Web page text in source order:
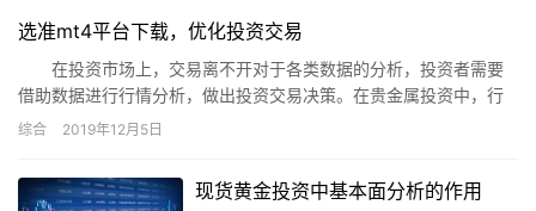
选准mt4平台下载，优化投资交易
在投资市场上，交易离不开对于各类数据的分析，投资者需要
借助数据进行行情分析，做出投资交易决策。在贵金属投资中，行
情受到多重因素的影响，使得投资者对贵金属各类数据的分析较为
司与软件公司联合开发上线。如果投资者想要让贵金属行情分析更
加准确，可以考虑选择规范的mt4平台下载，通过平台提供的行情图
综合 2019年12月5日
现货黄金投资中基本面分析的作用